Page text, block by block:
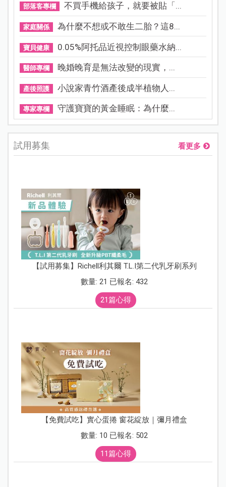
部落客專欄 不買手機給孩子，就要被貼「...
家庭關係 為什麼不想或不敢生二胎？這8...
寶貝健康 0.05%阿托品近視控制眼藥水納...
醫師專欄 晚婚晚育是無法改變的現實，...
產後照護 小說家青竹酒產後成半植物人...
專家專欄 守護寶寶的黃金睡眠：為什麼...
試用募集 看更多
【試用募集】Richell利其爾 T.L.I第二代乳牙刷系列
數量: 21 已報名: 432
21篇心得
【免費試吃】實心蛋捲 窗花綻放｜彌月禮盒
數量: 10 已報名: 502
11篇心得